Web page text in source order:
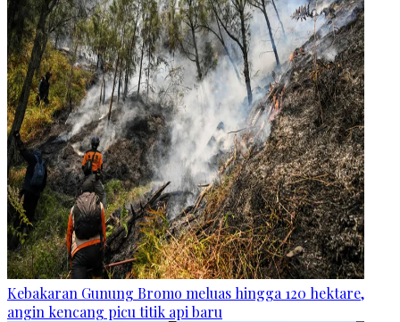
Kebakaran Gunung Bromo meluas hingga 120 hektare,
angin kencang picu titik api baru